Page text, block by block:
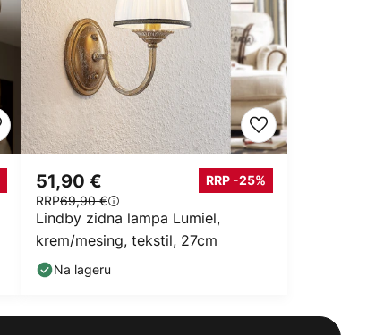
51,90 €
RRP69,90 €
RRP -25%
Lindby zidna lampa Lumiel,
krem/mesing, tekstil, 27cm
Na lageru